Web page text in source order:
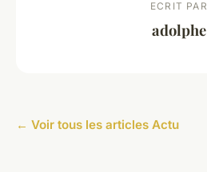
ECRIT PAR
adolphe
← Voir tous les articles Actu